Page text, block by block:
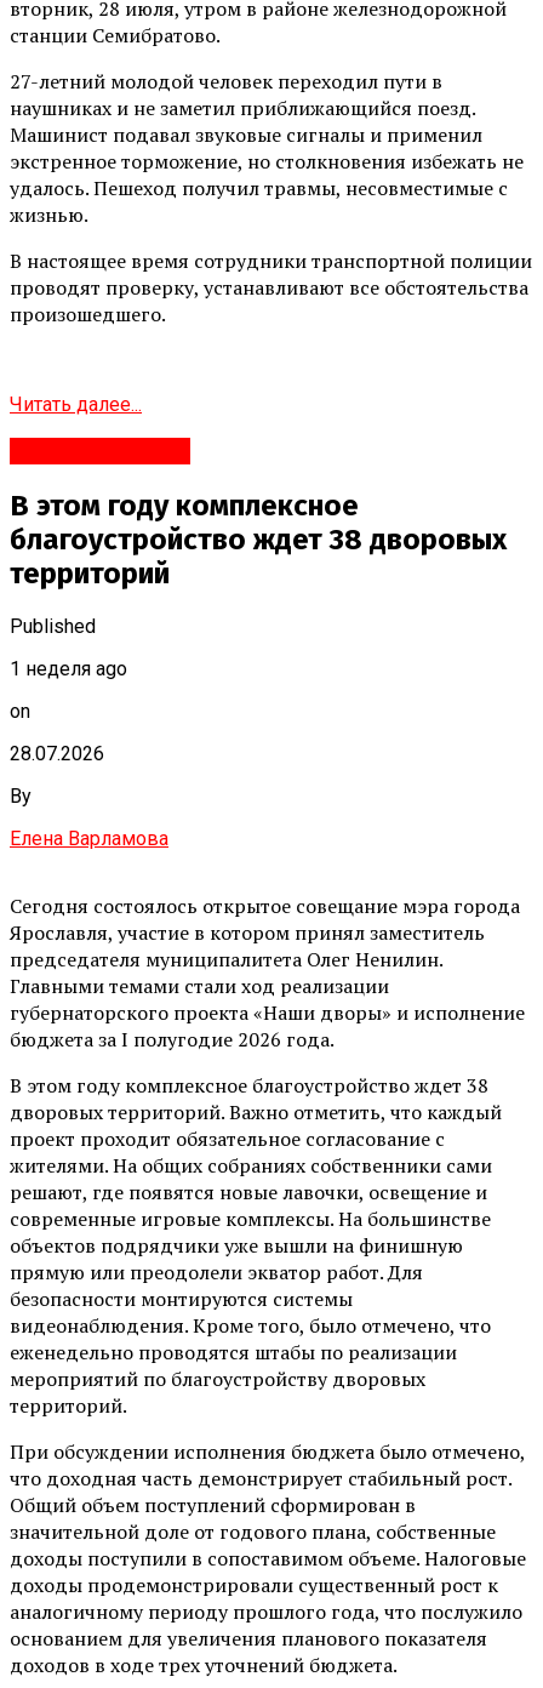
вторник, 28 июля, утром в районе железнодорожной
станции Семибратово.
27-летний молодой человек переходил пути в
наушниках и не заметил приближающийся поезд.
Машинист подавал звуковые сигналы и применил
экстренное торможение, но столкновения избежать не
удалось. Пешеход получил травмы, несовместимые с
жизнью.
В настоящее время сотрудники транспортной полиции
проводят проверку, устанавливают все обстоятельства
произошедшего.
Читать далее...
В этом году комплексное
благоустройство ждет 38 дворовых
территорий
Published
1 неделя ago
on
28.07.2026
By
Елена Варламова
Сегодня состоялось открытое совещание мэра города
Ярославля, участие в котором принял заместитель
председателя муниципалитета Олег Ненилин.
Главными темами стали ход реализации
губернаторского проекта «Наши дворы» и исполнение
бюджета за I полугодие 2026 года.
В этом году комплексное благоустройство ждет 38
дворовых территорий. Важно отметить, что каждый
проект проходит обязательное согласование с
жителями. На общих собраниях собственники сами
решают, где появятся новые лавочки, освещение и
современные игровые комплексы. На большинстве
объектов подрядчики уже вышли на финишную
прямую или преодолели экватор работ. Для
безопасности монтируются системы
видеонаблюдения. Кроме того, было отмечено, что
еженедельно проводятся штабы по реализации
мероприятий по благоустройству дворовых
территорий.
При обсуждении исполнения бюджета было отмечено,
что доходная часть демонстрирует стабильный рост.
Общий объем поступлений сформирован в
значительной доле от годового плана, собственные
доходы поступили в сопоставимом объеме. Налоговые
доходы продемонстрировали существенный рост к
аналогичному периоду прошлого года, что послужило
основанием для увеличения планового показателя
доходов в ходе трех уточнений бюджета.